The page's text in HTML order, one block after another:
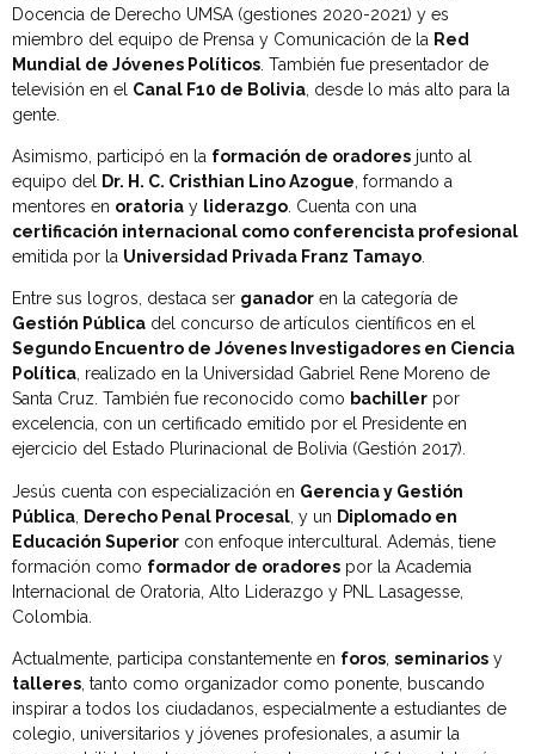
Docencia de Derecho UMSA (gestiones 2020-2021) y es
miembro del equipo de Prensa y Comunicación de la Red
Mundial de Jóvenes Políticos . También fue presentador de
televisión en el Canal F10 de Bolivia , desde lo más alto para la
gente.
Asimismo, participó en la formación de oradores junto al
equipo del
Dr. H. C. Cristhian Lino Azogue , formando a
mentores en oratoria y liderazgo . Cuenta con una
certificación internacional como conferencista profesional
emitida por la Universidad Privada Franz Tamayo
Entre sus logros, destaca ser ganador en la categoría de
Gestión Pública del concurso de artículos científicos en el
Segundo Encuentro de Jóvenes Investigadores en Ciencia
Política, realizado en la Universidad Gabriel Rene Moreno de
Santa Cruz. También fue reconocido como bachiller por
excelencia, con un certificado emitido por el Presidente en
ejercicio del Estado Plurinacional de Bolivia (Gestión 2017).
Jesús cuenta con especialización en Gerencia y Gestión
Pública
Derecho Penal Procesal , y un Diplomado en
Educación Superior con enfoque intercultural. Además, tiene
formación como formador de oradores por la Academia
Internacional de Oratoria, Alto Liderazgo y PNL Lasagesse,
Colombia.
Actualmente, participa constantemente en foros seminarios y
talleres , tanto como organizador como ponente, buscando
inspirar a todos los ciudadanos, especialmente a estudiantes de
colegio, universitarios y jóvenes profesionales, a asumir la